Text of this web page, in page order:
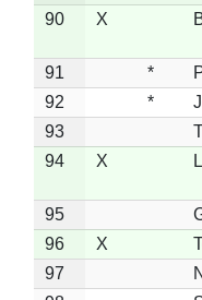
90
X
91 *
92
*
93
94
X
95
96
X
97